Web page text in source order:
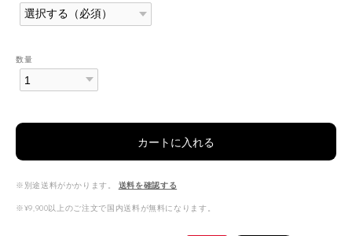
数量
カートに入れる
※別途送料がかかります。 送料を確認する
※¥9,900以上のご注文で国内送料が無料になります。